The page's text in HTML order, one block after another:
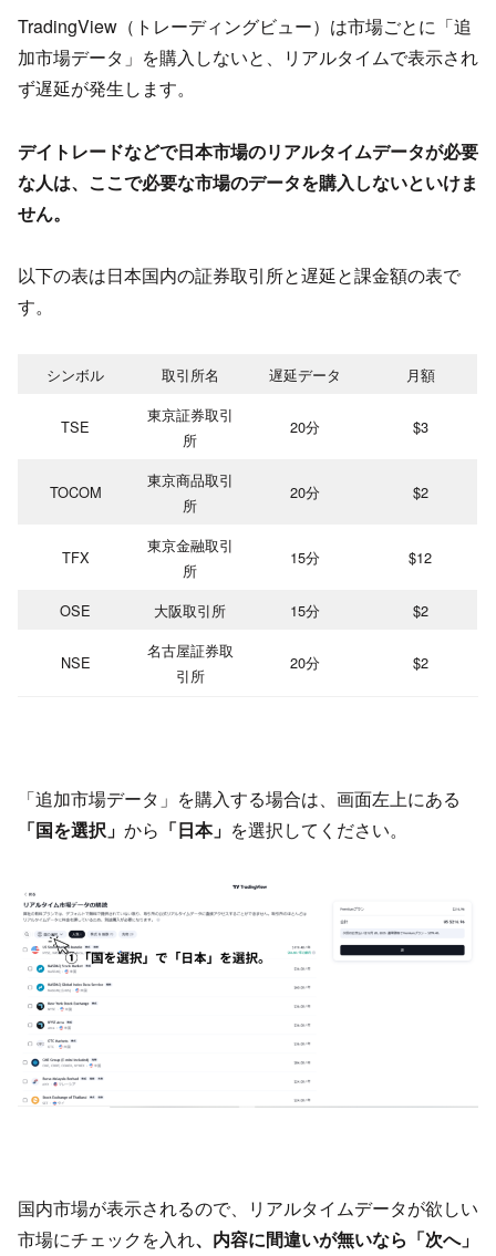
TradingView（トレーディングビュー）は市場ごとに「追
加市場データ」を購入しないと、リアルタイムで表示され
ず遅延が発生します。
デイトレードなどで日本市場のリアルタイムデータが必要
な人は、ここで必要な市場のデータを購入しないといけま
せん。
以下の表は日本国内の証券取引所と遅延と課金額の表で
す。
シンボル 取引所名 遅延データ 月額
TSE
東京証券取引
所
20分 $3
TOCOM
東京商品取引
所
20分 $2
TFX
東京金融取引
所
15分 $12
OSE 大阪取引所 15分 $2
NSE
名古屋証券取
引所
20分 $2
「追加市場データ」を購入する場合は、画面左上にある
「国を選択」 から 「日本」 を選択してください。
国内市場が表示されるので、リアルタイムデータが欲しい
市場にチェックを入れ、内容に間違いが無いなら「次へ」